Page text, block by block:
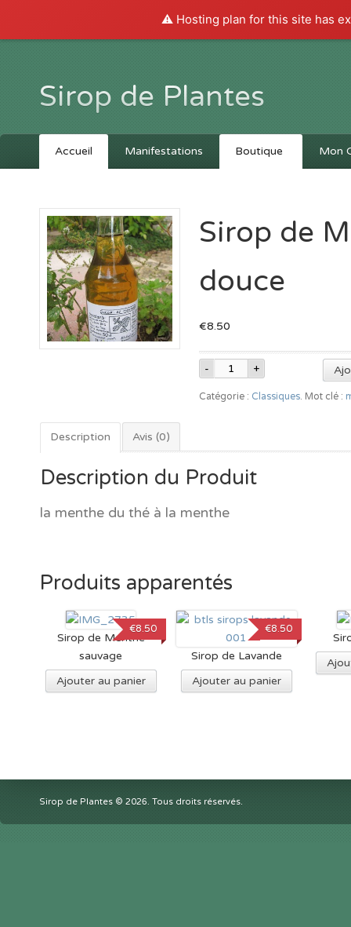
⚠️ Hosting plan for this site has
Sirop de Plantes
Accueil Manifestations Boutique Mon
Sirop de
douce
€8.50
Catégorie : Classiques. Mot clé :
Description Avis (0)
Description du Produit
la menthe du thé à la menthe
Produits apparentés
Sirop de Menthe
sauvage
€8.50
Ajouter au panier
Sirop de Lavande
€8.50
Ajouter au panier
Sirop de Plantes © 2026. Tous droits réservés.